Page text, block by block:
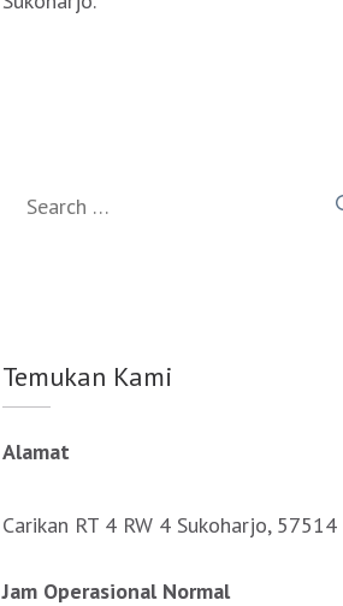
Temukan Kami
Alamat
Carikan RT 4 RW 4 Sukoharjo, 57514
Jam Operasional Normal